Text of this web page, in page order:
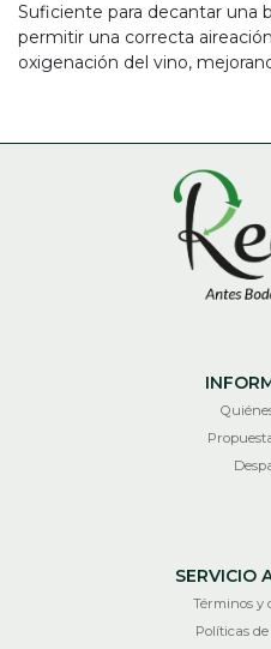
Suficiente para decantar una
permitir una correcta
oxigenación del vino,
SERVICIO
Términos y
Políticas